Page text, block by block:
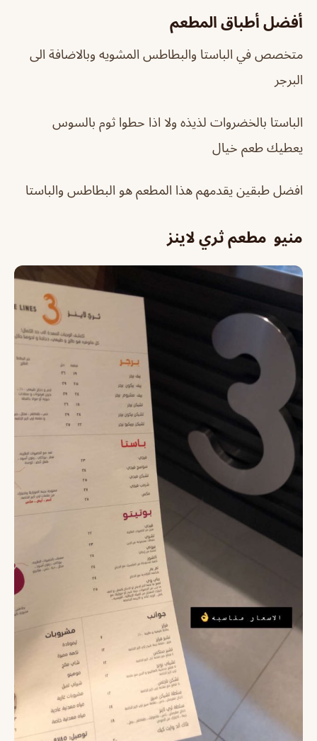
أفضل أطباق المطعم
متخصص في الباستا والبطاطس المشويه وبالاضافة الى
البرجر
الباستا بالخضروات لذيذه ولا اذا حطوا ثوم بالسوس
يعطيك طعم خيال
افضل طبقين يقدمهم هذا المطعم هو البطاطس والباستا
منيو مطعم ثري لاينز